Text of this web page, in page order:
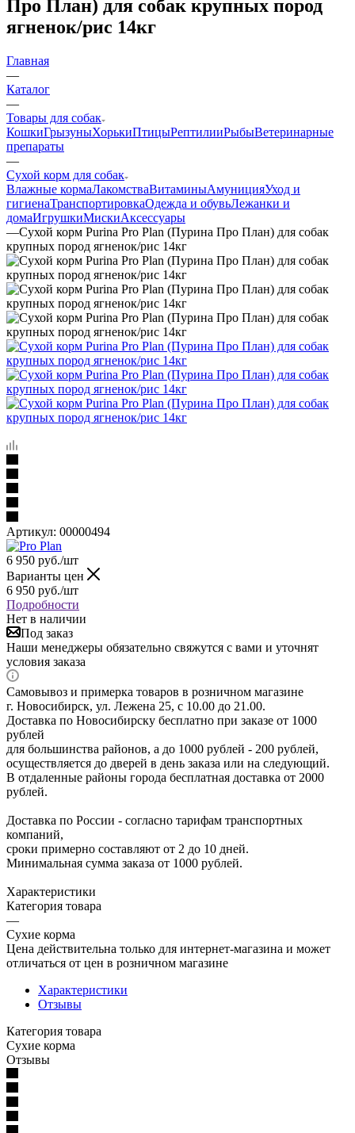
Про План) для собак крупных пород
ягненок/рис 14кг
Главная
—
Каталог
—
Товары для собак
КошкиГрызуныХорькиПтицыРептилииРыбыВетеринарные
препараты
—
Сухой корм для собак
Влажные кормаЛакомстваВитаминыАмуницияУход и
гигиенаТранспортировкаОдежда и обувьЛежанки и
домаИгрушкиМискиАксессуары
—Сухой корм Purina Pro Plan (Пурина Про План) для собак
крупных пород ягненок/рис 14кг
Артикул: 00000494
6 950 руб./шт
Варианты цен
6 950 руб./шт
Подробности
Нет в наличии
Под заказ
Наши менеджеры обязательно свяжутся с вами и уточнят
условия заказа
Самовывоз и примерка товаров в розничном магазине
г. Новосибирск, ул. Лежена 25, с 10.00 до 21.00.
Доставка по Новосибирску бесплатно при заказе от 1000
рублей
для большинства районов, а до 1000 рублей - 200 рублей,
осуществляется до дверей в день заказа или на следующий.
В отдаленные районы города бесплатная доставка от 2000
рублей.
Доставка по России - согласно тарифам транспортных
компаний,
сроки примерно составляют от 2 до 10 дней.
Минимальная сумма заказа от 1000 рублей.
Характеристики
Категория товара
—
Сухие корма
Цена действительна только для интернет-магазина и может
отличаться от цен в розничном магазине
Характеристики
Отзывы
Категория товара
Сухие корма
Отзывы